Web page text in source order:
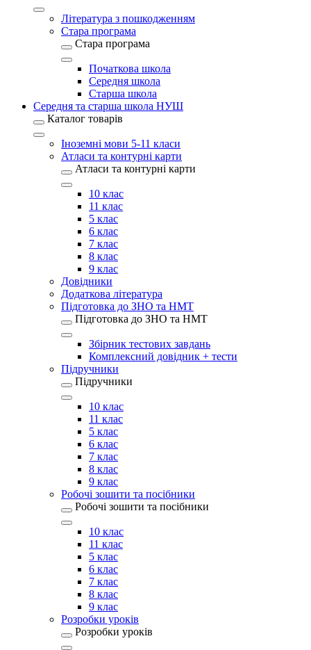
Література з пошкодженням
Стара програма
Стара програма
Початкова школа
Середня школа
Старша школа
Середня та старша школа НУШ
Каталог товарів
Іноземні мови 5-11 класи
Атласи та контурні карти
Атласи та контурні карти
10 клас
11 клас
5 клас
6 клас
7 клас
8 клас
9 клас
Довідники
Додаткова література
Підготовка до ЗНО та НМТ
Підготовка до ЗНО та НМТ
Збірник тестових завдань
Комплексний довідник + тести
Підручники
Підручники
10 клас
11 клас
5 клас
6 клас
7 клас
8 клас
9 клас
Робочі зошити та посібники
Робочі зошити та посібники
10 клас
11 клас
5 клас
6 клас
7 клас
8 клас
9 клас
Розробки уроків
Розробки уроків